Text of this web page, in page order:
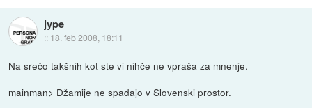
jype
:: 18. feb 2008, 18:11
Na srečo takšnih kot ste vi nihče ne vpraša za mnenje.
mainman> Džamije ne spadajo v Slovenski prostor.